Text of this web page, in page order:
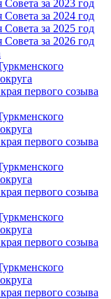
за 2023 год
за 2024 год
за 2025 год
за 2026 год
первого созыва
первого созыва
первого созыва
первого созыва
первого созыва